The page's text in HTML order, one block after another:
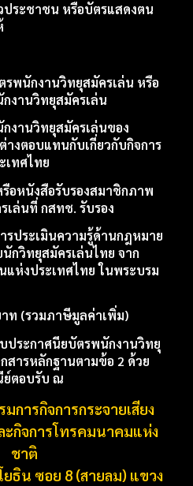
ประชาชน หรือบัตรแสดงตน
รพนักงานวิทยุสมัครเล่น หรือ
งานวิทยุสมัครเล่น
งานวิทยุสมัครเล่นของ
างตอบแทนกับเกี่ยวกับกิจการ
เทศไทย
อหนังสือรับรองสมาชิกภาพ
เล่นที่ กสทช. รับรอง
รประเมินความรู้ด้านกฎหมาย
กวิทยุสมัครเล่นไทย จาก
แห่งประเทศไทย ในพระบรม
าท (รวมภาษีมูลค่าเพิ่ม)
ประกาศนียบัตรพนักงานวิทยุ
สารหลักฐานตามข้อ 2 ด้วย
ย์ตอบรับ ณ
การกิจการกระจายเสียง
กิจการโทรคมนาคมแห่ง
ชาติ
ธิน ซอย 8 (สายลม) แขวง